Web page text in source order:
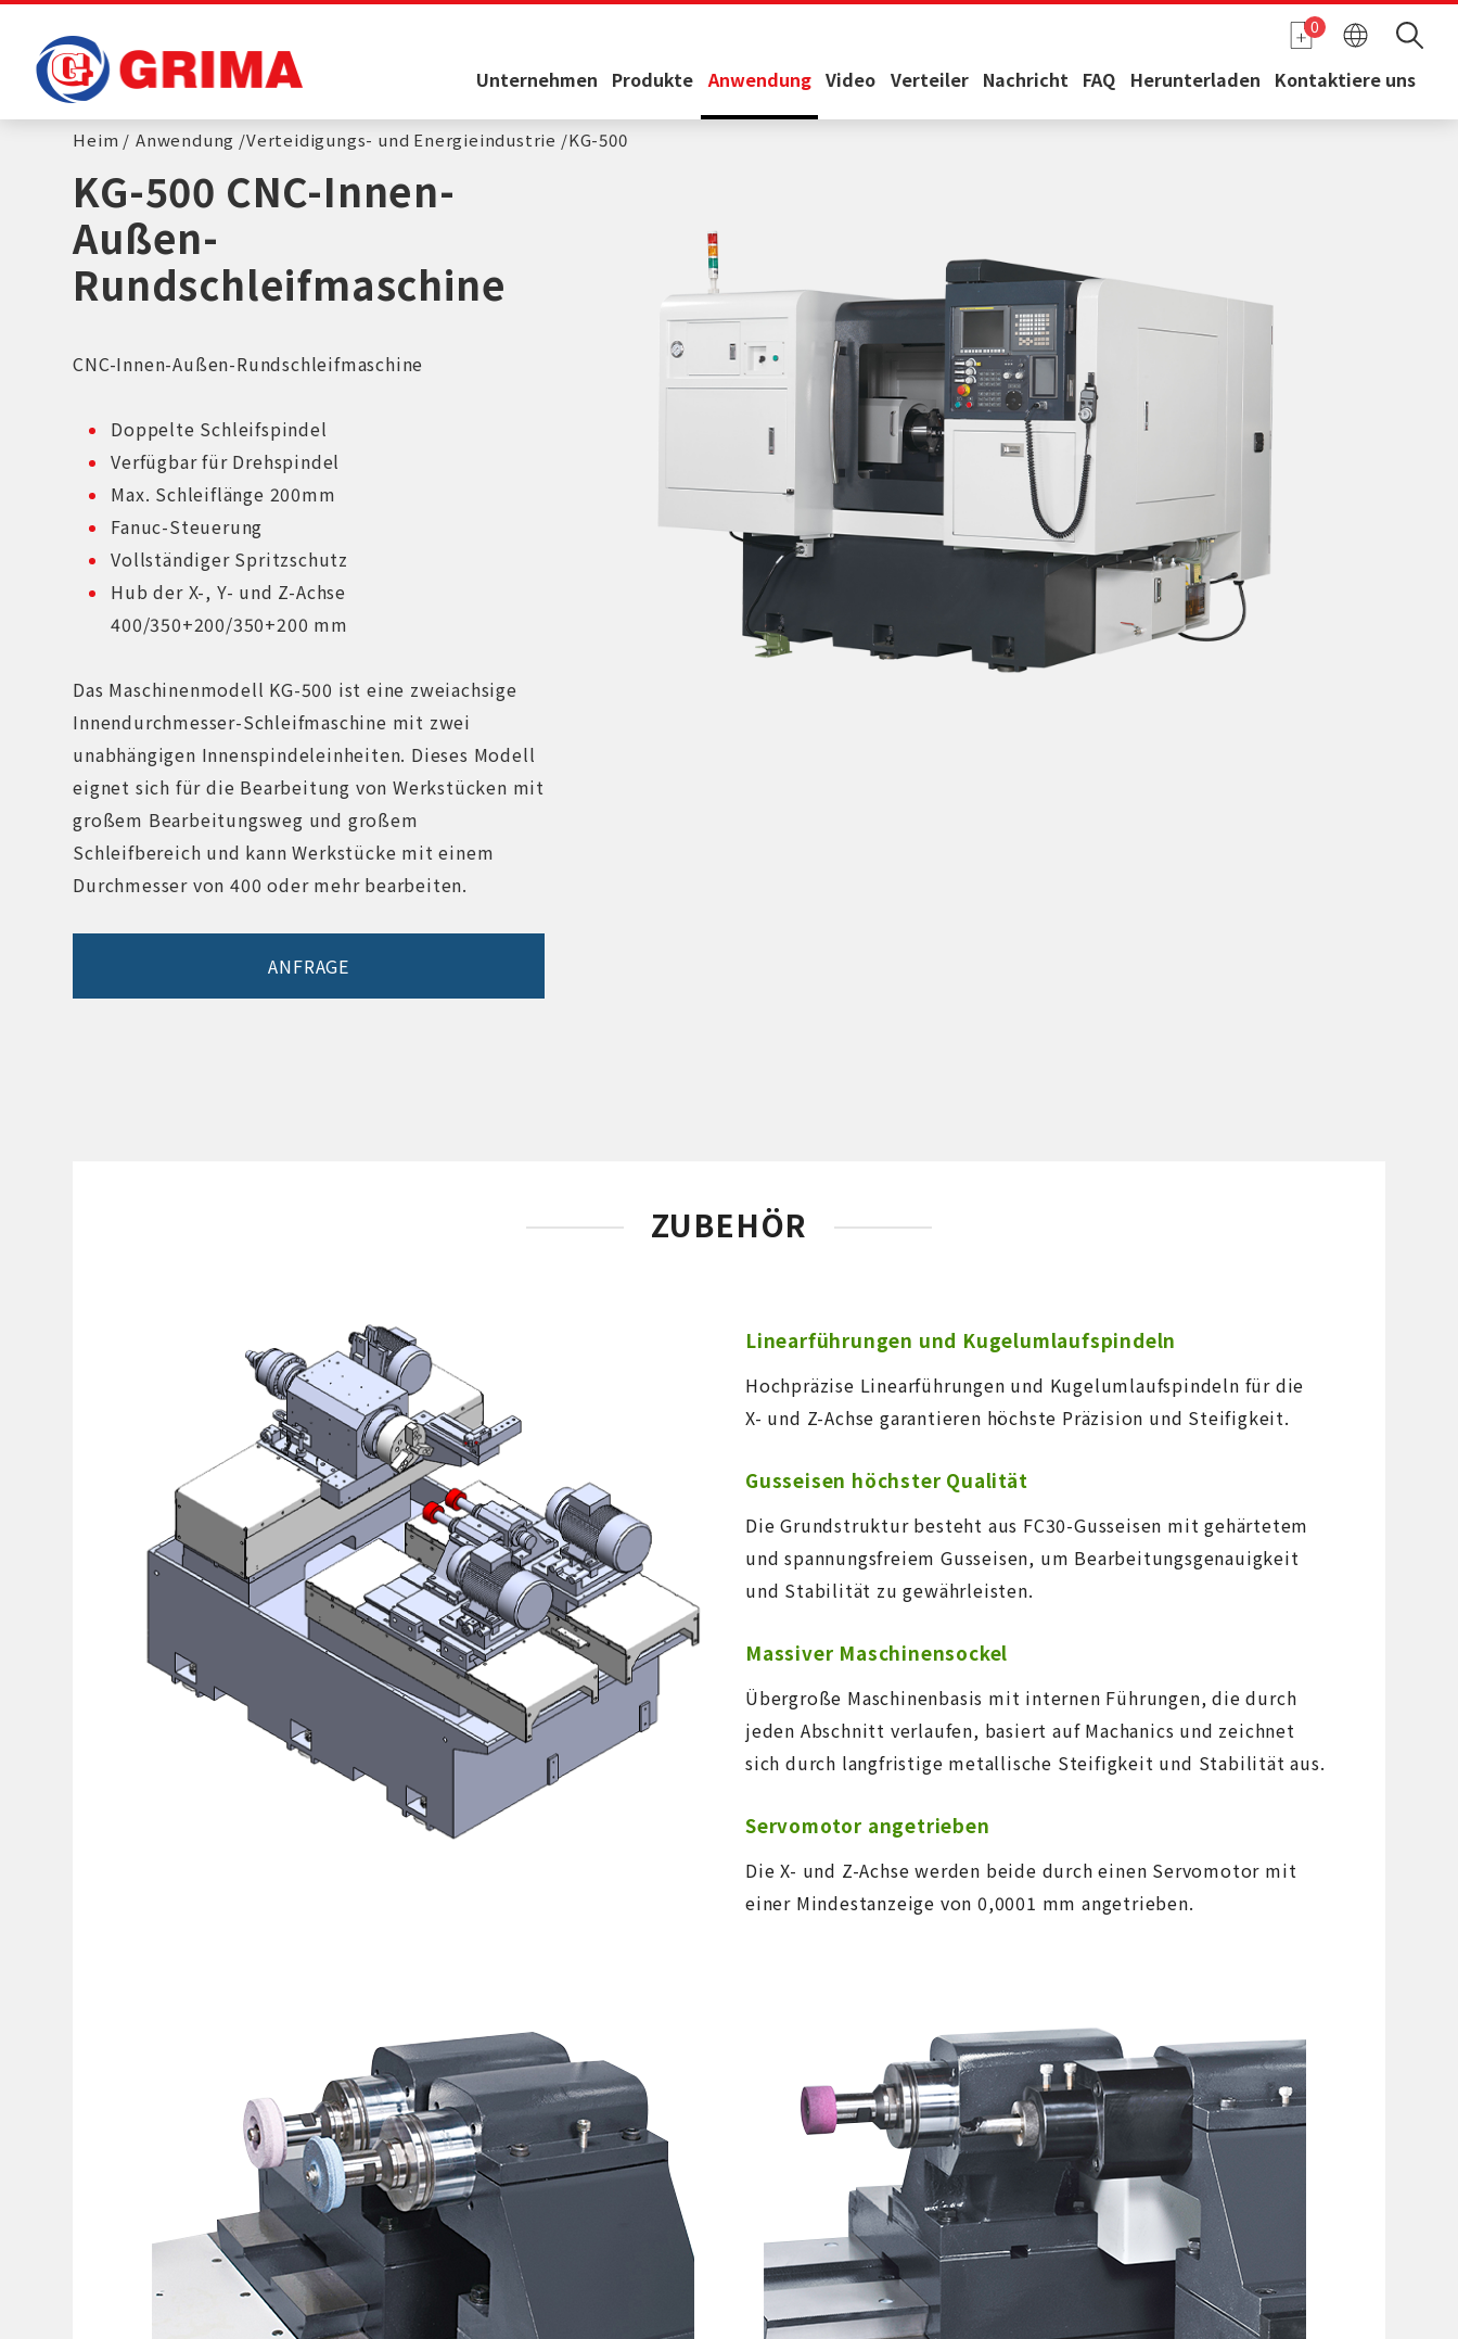
0
Unternehmen Produkte Anwendung Video Verteiler Nachricht FAQ Herunterladen Kontaktiere uns
Heim Anwendung Verteidigungs- und Energieindustrie KG-500
KG-500 CNC-Innen-
Außen-
Rundschleifmaschine
CNC-Innen-Außen-Rundschleifmaschine
Doppelte Schleifspindel
Verfügbar für Drehspindel
Max. Schleiflänge 200mm
Fanuc-Steuerung
Vollständiger Spritzschutz
Hub der X-, Y- und Z-Achse
400/350+200/350+200 mm
Das Maschinenmodell KG-500 ist eine zweiachsige
Innendurchmesser-Schleifmaschine mit zwei
unabhängigen Innenspindeleinheiten. Dieses Modell
eignet sich für die Bearbeitung von Werkstücken mit
großem Bearbeitungsweg und großem
Schleifbereich und kann Werkstücke mit einem
Durchmesser von 400 oder mehr bearbeiten.
ANFRAGE
ZUBEHÖR
Linearführungen und Kugelumlaufspindeln
Hochpräzise Linearführungen und Kugelumlaufspindeln für die
X- und Z-Achse garantieren höchste Präzision und Steifigkeit.
Gusseisen höchster Qualität
Die Grundstruktur besteht aus FC30-Gusseisen mit gehärtetem
und spannungsfreiem Gusseisen, um Bearbeitungsgenauigkeit
und Stabilität zu gewährleisten.
Massiver Maschinensockel
Übergroße Maschinenbasis mit internen Führungen, die durch
jeden Abschnitt verlaufen, basiert auf Machanics und zeichnet
sich durch langfristige metallische Steifigkeit und Stabilität aus.
Servomotor angetrieben
Die X- und Z-Achse werden beide durch einen Servomotor mit
einer Mindestanzeige von 0,0001 mm angetrieben.